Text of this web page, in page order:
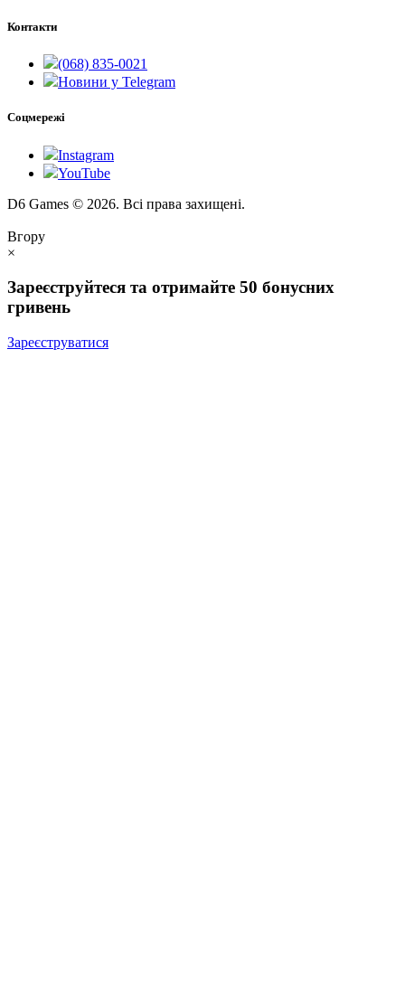
Контакти
(068) 835-0021
Новини у Telegram
Соцмережі
Instagram
YouTube
D6 Games © 2026. Всі права захищені.
Вгору
×
Зареєструйтеся та отримайте 50 бонусних
гривень
Зареєструватися